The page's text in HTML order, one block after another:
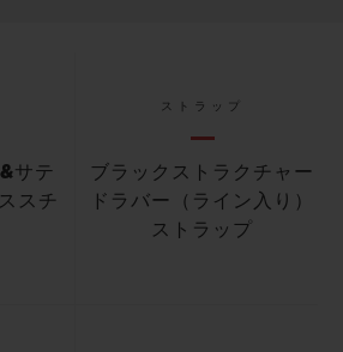
サテ
スチ
ストラップ
ブラックストラクチャー
ドラバー（ライン入り）
ストラップ